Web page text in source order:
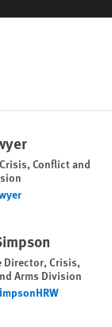
Conflict and
Director, Crisis,
Arms Division